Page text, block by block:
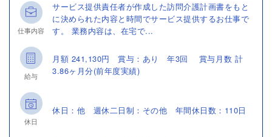
仕事内容
サービス提供責任者が作成した訪問介護計画書をもと
に決められた内容と時間でサービス提供するお仕事で
す。 業務内容は、在宅で...
給与
月額 241,130円 賞与：あり 年3回 賞与月数 計
3.86ヶ月分(前年度実績)
休日
休日：他 週休二日制：その他 年間休日数：110日